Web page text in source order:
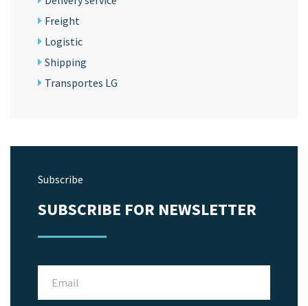
Freight
Logistic
Shipping
Transportes LG
Subscribe
SUBSCRIBE FOR NEWSLETTER